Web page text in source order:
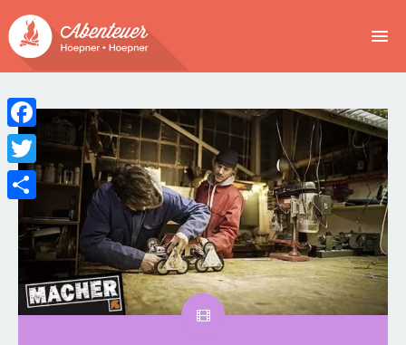
EVENTS
BUCHEN
ABENTEUER
WIR
SPONSOREN
Facebook
Twitter
Teilen